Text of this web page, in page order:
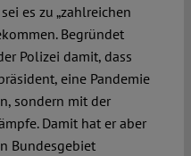
es zu „zahlreichen
Begründet
Polizei damit, dass
eine Pandemie
sondern mit der
Damit hat er aber
Bundesgebiet